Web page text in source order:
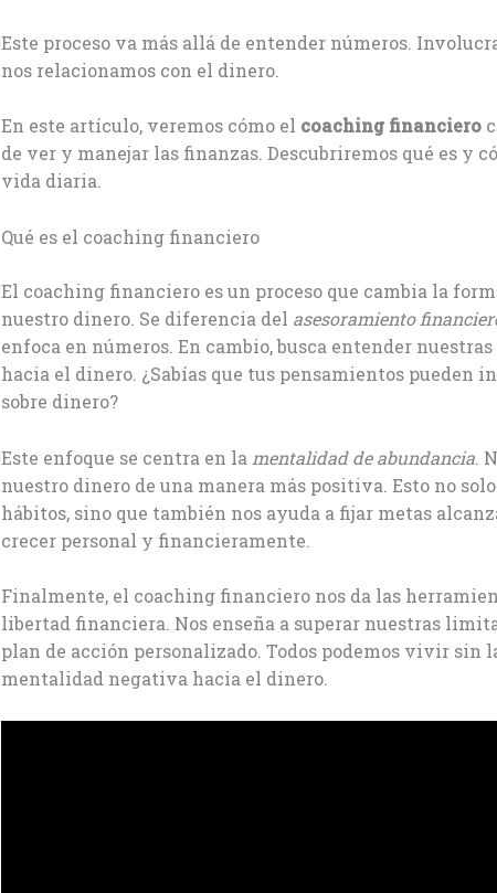
Este proceso va más allá de entender números.
nos relacionamos con el dinero.
En este artículo, veremos cómo el coaching financiero
de ver y manejar las finanzas. Descubriremos qué es y
vida diaria.
Qué es el coaching financiero
El coaching financiero es un proceso que cambia la
nuestro dinero. Se diferencia del asesoramiento
enfoca en números. En cambio, busca entender
hacia el dinero. ¿Sabías que tus pensamientos pueden
sobre dinero?
Este enfoque se centra en la mentalidad de abundancia.
nuestro dinero de una manera más positiva. Esto no
hábitos, sino que también nos ayuda a fijar metas
crecer personal y financieramente.
Finalmente, el coaching financiero nos da las
libertad financiera. Nos enseña a superar nuestras
plan de acción personalizado. Todos podemos vivir sin
mentalidad negativa hacia el dinero.